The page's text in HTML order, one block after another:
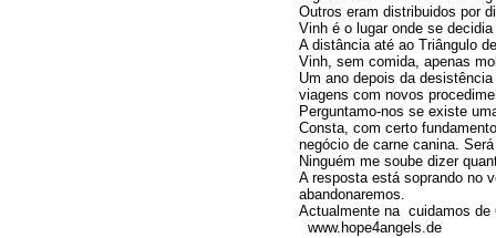
Outros eram distribuidos por
Vinh é o lugar onde se
A distância até ao Triângulo
Vinh, sem comida, apenas
Um ano depois da
viagens com novos
Perguntamo-nos se existe
Consta, com certo
negócio de carne canina.
Ninguém me soube dizer
A resposta está soprando no
abandonaremos.
Actualmente na cuidamos
www.hope4angels.de